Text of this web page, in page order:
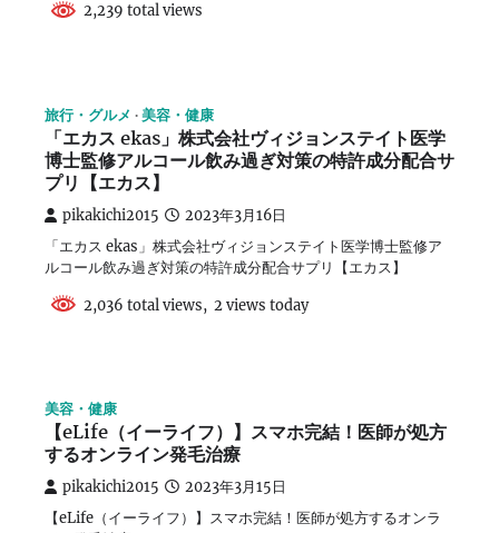
2,239 total views
旅行・グルメ 美容・健康
「エカス ekas」株式会社ヴィジョンステイト医学
博士監修アルコール飲み過ぎ対策の特許成分配合サ
プリ【エカス】
pikakichi2015 2023年3月16日
「エカス ekas」株式会社ヴィジョンステイト医学博士監修ア
ルコール飲み過ぎ対策の特許成分配合サプリ【エカス】
2,036 total views, 2 views today
美容・健康
【eLife（イーライフ）】スマホ完結！医師が処方
するオンライン発毛治療
pikakichi2015 2023年3月15日
【eLife（イーライフ）】スマホ完結！医師が処方するオンラ